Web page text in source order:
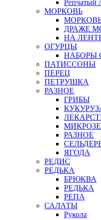
Репчатый
МОРКОВЬ
ДРАЖЕ
НА
ОГУРЦЫ
НАБОРЫ
ПАТИССОНЫ
ПЕРЕЦ
ПЕТРУШКА
РАЗНОЕ
ГРИБЫ
РАЗНОЕ
ЯГОДА
РЕДИС
РЕДЬКА
БРЮКВА
РЕДЬКА
РЕПА
САЛАТЫ
Рукола